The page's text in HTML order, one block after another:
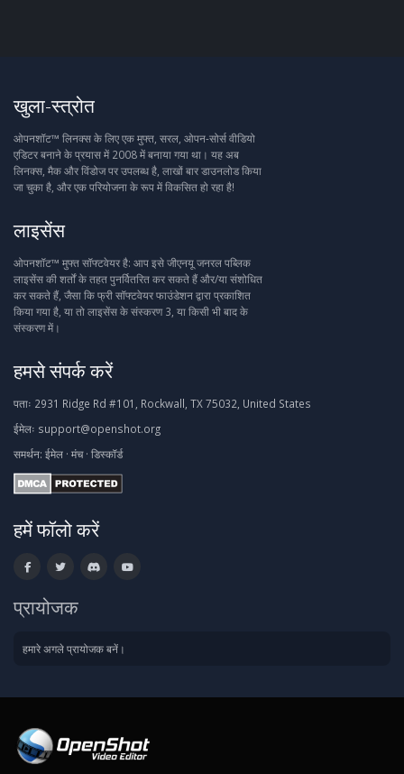
खुला-स्त्रोत
ओपनशॉट™ लिनक्स के लिए एक मुफ्त, सरल, ओपन-सोर्स वीडियो
एडिटर बनाने के प्रयास में 2008 में बनाया गया था। यह अब
लिनक्स, मैक और विंडोज पर उपलब्ध है, लाखों बार डाउनलोड किया
जा चुका है, और एक परियोजना के रूप में विकसित हो रहा है!
लाइसेंस
ओपनशॉट™ मुफ्त सॉफ्टवेयर है: आप इसे जीएनयू जनरल पब्लिक
लाइसेंस की शर्तों के तहत पुनर्वितरित कर सकते हैं और/या संशोधित
कर सकते हैं, जैसा कि फ्री सॉफ्टवेयर फाउंडेशन द्वारा प्रकाशित
किया गया है, या तो लाइसेंस के संस्करण 3, या किसी भी बाद के
संस्करण में।
हमसे संपर्क करें
पताः 2931 Ridge Rd #101, Rockwall, TX 75032, United States
ईमेलः support@openshot.org
समर्थन: ईमेल · मंच· डिस्कॉर्ड
हमें फॉलो करें
प्रायोजक
हमारे अगले प्रायोजक बनें।